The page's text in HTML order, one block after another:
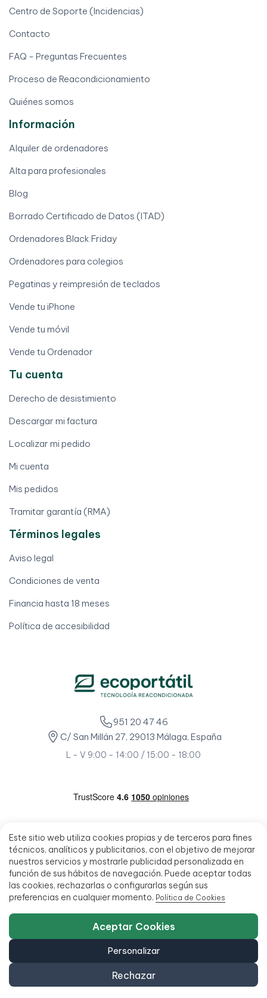
Este sitio web utiliza cookies propias y de terceros para fines
técnicos, analíticos y publicitarios, con el objetivo de mejorar
nuestros servicios y mostrarle publicidad personalizada en
función de sus hábitos de navegación. Puede aceptar todas
las cookies, rechazarlas o configurarlas según sus
preferencias en cualquier momento. Política de Cookies
Rechazar
Personalizar
Aceptar Cookies
Centro de Soporte (Incidencias)
Contacto
FAQ - Preguntas Frecuentes
Proceso de Reacondicionamiento
Quiénes somos
Información
Alquiler de ordenadores
Alta para profesionales
Blog
Borrado Certificado de Datos (ITAD)
Ordenadores Black Friday
Ordenadores para colegios
Pegatinas y reimpresión de teclados
Vende tu iPhone
Vende tu móvil
Vende tu Ordenador
Tu cuenta
Derecho de desistimiento
Descargar mi factura
Localizar mi pedido
Mi cuenta
Mis pedidos
Tramitar garantía (RMA)
Términos legales
Aviso legal
Condiciones de venta
Financia hasta 18 meses
Política de accesibilidad
951 20 47 46
C/ San Millán 27, 29013 Málaga, España
L - V 9:00 - 14:00 / 15:00 - 18:00
© 2026 - Ecoportatil - Todos los derechos reservados